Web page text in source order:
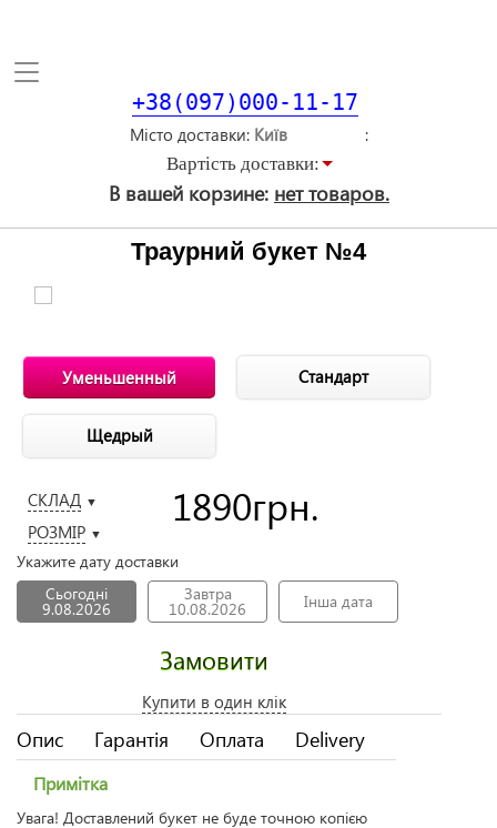
Toggle
+38(097)000-11-17
Місто доставки
Вартiсть доставки:
В вашей корзине: нет товаров.
Траурний букет №4
Уменьшенный Стандарт
Щедрый
СКЛАД ▼
РОЗМІР ▼
1890грн.
Укажите дату доставки
Сьогодні
9.08.2026
Завтра
10.08.2026 Інша дата
Замовити
Купити в один клік
Опис Гарантія Оплата Delivery
Примітка
Увага! Доставлений букет не буде точною копією